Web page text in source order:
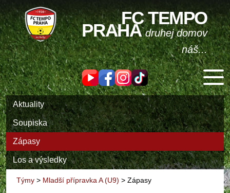
FC TEMPO
PRAHAdruhej domov
náš...
Aktuality
Soupiska
Zápasy
Los a výsledky
Týmy > Mladší přípravka A (U9) > Zápasy